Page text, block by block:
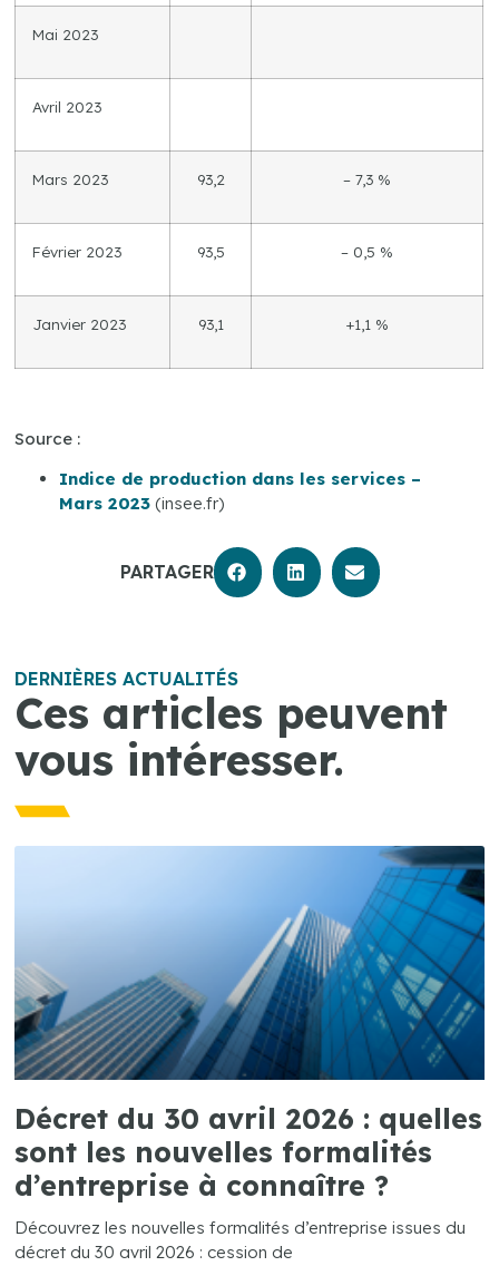
Mai 2023
Avril 2023
Mars 2023 93,2 – 7,3 %
Février 2023 93,5 – 0,5 %
Janvier 2023 93,1 +1,1 %
Source :
Indice de production dans les services –
Mars 2023 (insee.fr)
PARTAGER
DERNIÈRES ACTUALITÉS
Ces articles peuvent
vous intéresser.
Décret du 30 avril 2026 : quelles
sont les nouvelles formalités
d’entreprise à connaître ?
Découvrez les nouvelles formalités d’entreprise issues du
décret du 30 avril 2026 : cession de